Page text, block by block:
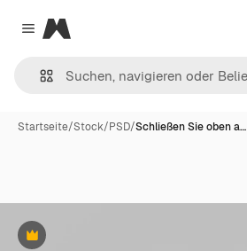
Close menu
Magnific
Startseite/Stock/PSD/Schließen Sie oben a…
Premium